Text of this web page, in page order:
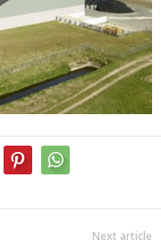
Next article